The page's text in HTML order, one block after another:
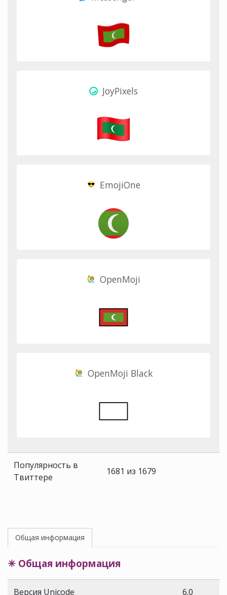
JoyPixels
EmojiOne
OpenMoji
OpenMoji Black
Популярность в
Твиттере
1681 из 1679
Общая информация
✳ Общая информация
Версия Unicode 6.0